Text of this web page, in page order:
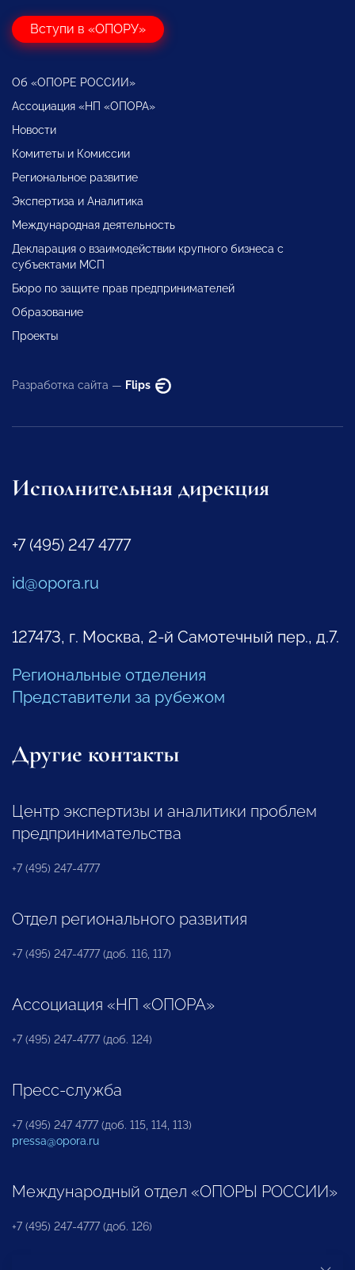
Вступи в «ОПОРУ»
Об «ОПОРЕ РОССИИ»
Ассоциация «НП «ОПОРА»
Новости
Комитеты и Комиссии
Региональное развитие
Экспертиза и Аналитика
Международная деятельность
Декларация о взаимодействии крупного бизнеса с
субъектами МСП
Бюро по защите прав предпринимателей
Образование
Проекты
Разработка сайта — Flips
Исполнительная дирекция
+7 (495) 247 4777
id@opora.ru
127473, г. Москва, 2-й Самотечный пер., д.7.
Региональные отделения
Представители за рубежом
Другие контакты
Центр экспертизы и аналитики проблем
предпринимательства
+7 (495) 247-4777
Отдел регионального развития
+7 (495) 247-4777 (доб. 116, 117)
Ассоциация «НП «ОПОРА»
+7 (495) 247-4777 (доб. 124)
Пресс-служба
+7 (495) 247 4777 (доб. 115, 114, 113)
pressa@opora.ru
Международный отдел «ОПОРЫ РОССИИ»
+7 (495) 247-4777 (доб. 126)